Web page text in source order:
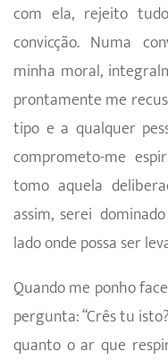
com ela, rejeito
convicção. Numa
minha moral,
prontamente me
tipo e a qualquer
comprometo-me
tomo aquela
assim, serei
lado onde possa ser
Quando me ponho
pergunta: “Crês tu
quanto o ar que